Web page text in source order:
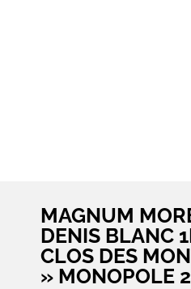
MAGNUM
DENIS BLANC
CLOS DES
» MONOPOLE